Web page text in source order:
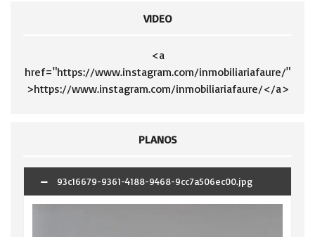
VIDEO
<a
href="https://www.instagram.com/inmobiliariafaure/"
>https://www.instagram.com/inmobiliariafaure/</a>
PLANOS
93c16679-9361-4188-9468-9cc7a506ec00.jpg